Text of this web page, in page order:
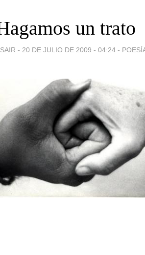
un trato
- 20 DE JULIO DE 2009 - 04:24 -